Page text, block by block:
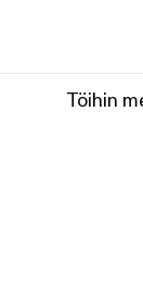
Töihin